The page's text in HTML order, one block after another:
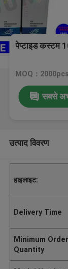
पेप्टाइड कस्टम
MOQ：2000pcs
सबसे
उत्पाद विवरण
हाइलाइट:
Delivery Time
Minimum Order
Quantity